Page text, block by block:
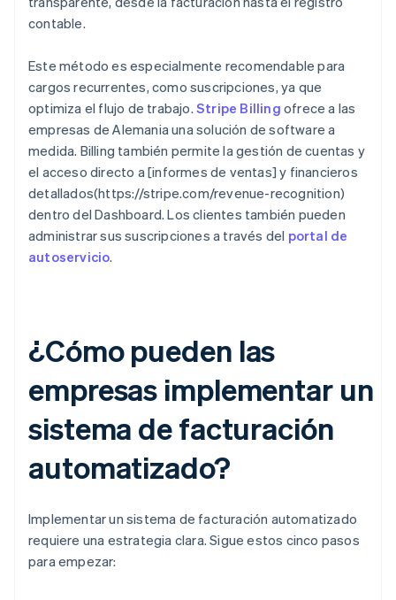
contable.
Este método es especialmente recomendable para
cargos recurrentes, como suscripciones, ya que
optimiza el flujo de trabajo. Stripe Billing ofrece a las
empresas de Alemania una solución de software a
medida. Billing también permite la gestión de cuentas y
el acceso directo a [informes de ventas] y financieros
detallados(https://stripe.com/revenue-recognition)
dentro del Dashboard. Los clientes también pueden
administrar sus suscripciones a través del portal de
autoservicio.
¿Cómo pueden las
empresas implementar un
sistema de facturación
automatizado?
Implementar un sistema de facturación automatizado
requiere una estrategia clara. Sigue estos cinco pasos
para empezar: